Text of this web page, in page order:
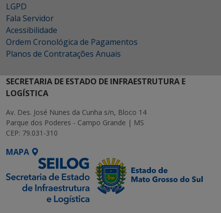
LGPD
Fala Servidor
Acessibilidade
Ordem Cronológica de Pagamentos
Planos de Contratações Anuais
SECRETARIA DE ESTADO DE INFRAESTRUTURA E
LOGÍSTICA
Av. Des. José Nunes da Cunha s/n, Bloco 14
Parque dos Poderes - Campo Grande | MS
CEP: 79.031-310
MAPA